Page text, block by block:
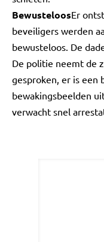
BewusteloosEr
beveiligers werden
bewusteloos. De
De politie neemt de
gesproken, er is een
bewakingsbeelden
verwacht snel